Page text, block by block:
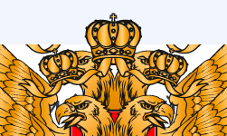
(типовой)